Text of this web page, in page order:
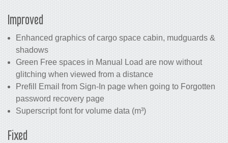
Improved
Enhanced graphics of cargo space cabin, mudguards &
shadows
Green Free spaces in Manual Load are now without
glitching when viewed from a distance
Prefill Email from Sign-In page when going to Forgotten
password recovery page
Superscript font for volume data (m³)
Fixed